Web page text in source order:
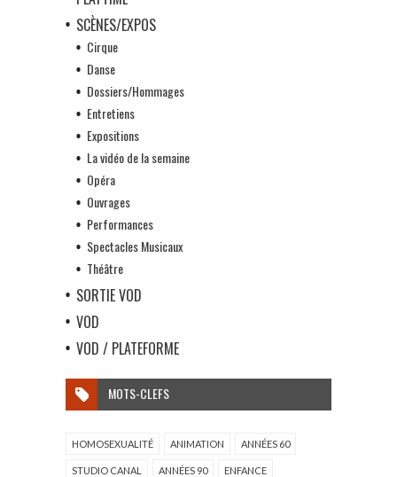
SCÈNES/EXPOS
Cirque
Danse
Dossiers/Hommages
Entretiens
Expositions
La vidéo de la semaine
Opéra
Ouvrages
Performances
Spectacles Musicaux
Théâtre
SORTIE VOD
VOD
VOD / PLATEFORME
MOTS-CLEFS
HOMOSEXUALITÉ ANIMATION ANNÉES 60
STUDIO CANAL ANNÉES 90 ENFANCE